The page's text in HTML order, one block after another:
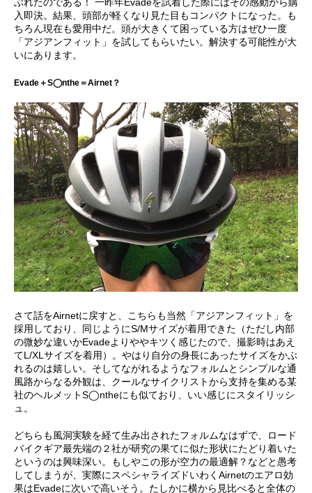
入即決。結果、頭部が軽くなり見た目もコンパクトになった。も
ちろん現在も愛用中だ。頭が大きくて困っている方はぜひ一度
「アジアンフィット」を試してもらいたい。解決する可能性が大
いにあります。
Evade＋S◯nthe＝Airnet？
さて話をAirnetに戻すと、こちらも当然「アジアンフィット」を
採用しており、同じようにS/Mサイズが着用できた（ただし内部
の微妙な違いかEvadeよりややキツく感じたので、撮影時はあえ
てL/XLサイズを着用）。やはり自分の身長にあったサイズをかぶ
れるのは嬉しい。そしてながれるようなフォルムとシンプルな通
風路からなる外観は、クールなサイクリストから支持を集める某
社のヘルメットS◯ntheにも似ており、いい感じにスタイリッシ
ュ。
どちらも風洞実験を経て生み出されたフォルムなはずで、ロード
バイクギア最先端の２社が研究の果てに似た形状にたどり着いた
というのは興味深い。もしやこの形が空力の最適解？などと愚考
してしまうが、実際にスペシャライズドいわくAirnetのエアロ効
果はEvadeに次いで高いそう。たしかに横から見比べると全体の